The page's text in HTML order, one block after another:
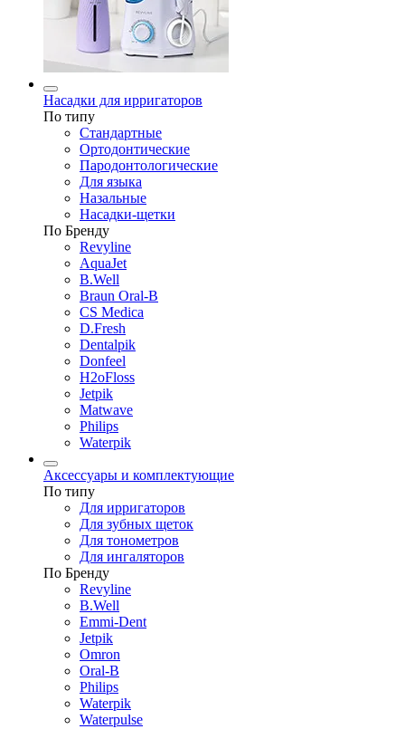
Насадки для ирригаторов
По типу
Стандартные
Ортодонтические
Пародонтологические
Для языка
Назальные
Насадки-щетки
По Бренду
Revyline
AquaJet
B.Well
Braun Oral-B
CS Medica
D.Fresh
Dentalpik
Donfeel
H2oFloss
Jetpik
Matwave
Philips
Waterpik
Аксессуары и комплектующие
По типу
Для ирригаторов
Для зубных щеток
Для тонометров
Для ингаляторов
По Бренду
Revyline
B.Well
Emmi-Dent
Jetpik
Omron
Oral-B
Philips
Waterpik
Waterpulse